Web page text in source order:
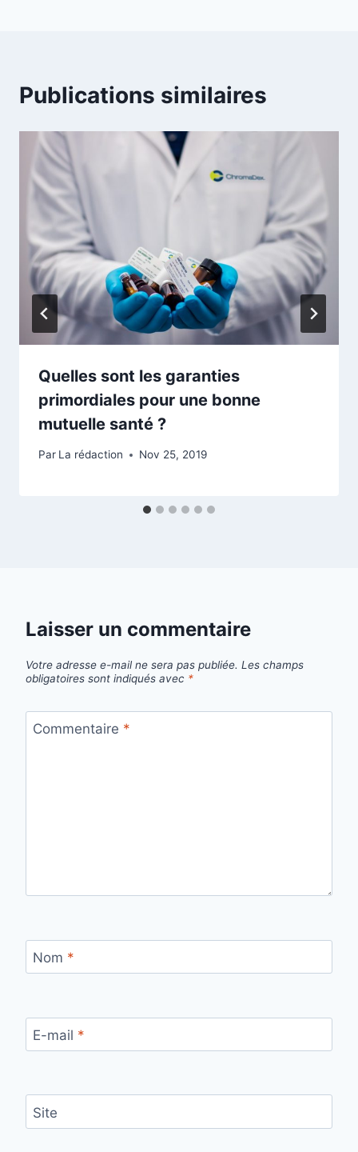
Publications similaires
Quelles sont les garanties
primordiales pour une bonne
mutuelle santé ?
Par La rédaction Nov 25, 2019
Laisser un commentaire
Votre adresse e-mail ne sera pas publiée. Les champs
obligatoires sont indiqués avec *
Commentaire *
Nom *
E-mail *
Site